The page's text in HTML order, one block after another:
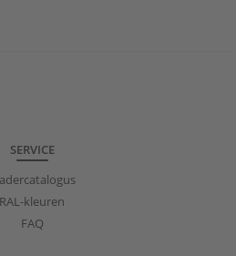
SERVICE
RAL-kleuren
FAQ